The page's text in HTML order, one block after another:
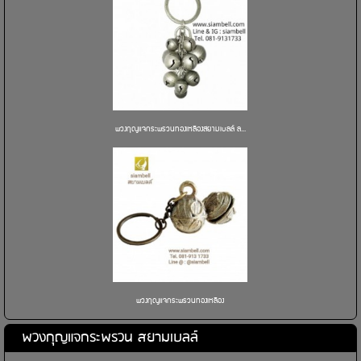
พวงกุญแจกระพรวนทองเหลืองสยามเบลล์ ล...
พวงกุญแจกระพรวนทองเหลือง
พวงกุญแจกระพรวน สยามเบลล์